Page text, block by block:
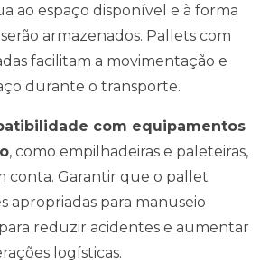
ao espaço disponível e à forma
armazenados. Pallets com
facilitam a movimentação e
durante o transporte.
com equipamentos
, como empilhadeiras e paleteiras,
conta. Garantir que o pallet
apropriadas para manuseio
reduzir acidentes e aumentar
logísticas.